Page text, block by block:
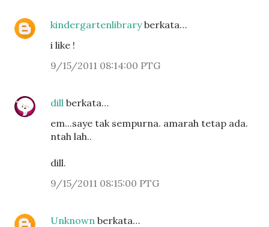
kindergartenlibraryberkata…
i like !
9/15/2011 08:14:00 PTG
dill berkata…
em...saye tak sempurna. amarah tetap ada.
ntah lah..
dill.
9/15/2011 08:15:00 PTG
Unknown berkata…